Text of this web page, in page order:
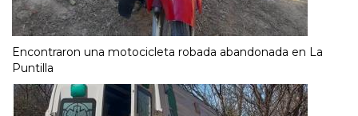
Encontraron una motocicleta robada abandonada en La
Puntilla